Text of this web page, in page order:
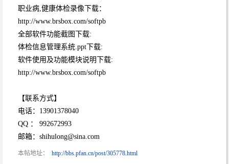
职业病,健康体检录像下载：
http://www.brsbox.com/softpb
全部软件功能截图下载:
体检信息管理系统.ppt下载:
软件使用及功能模块说明下载:
http://www.brsbox.com/softpb
【联系方式】
电话：13901378040
QQ ： 992672993
邮箱：shihulong@sina.com
本帖地址： http://bbs.pfan.cn/post/305778.html